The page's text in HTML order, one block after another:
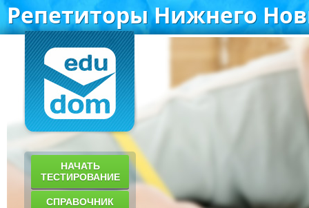
Репетиторы Нижнего
НАЧАТЬ
ТЕСТИРОВАНИЕ
СПРАВОЧНИК